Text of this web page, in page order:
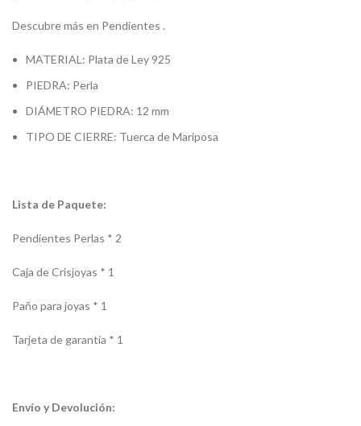
Descubre más en Pendientes .
MATERIAL: Plata de Ley 925
PIEDRA: Perla
DIÁMETRO PIEDRA: 12 mm
TIPO DE CIERRE: Tuerca de Mariposa
Lista de Paquete:
Pendientes Perlas * 2
Caja de Crisjoyas * 1
Paño para joyas * 1
Tarjeta de garantía * 1
Envío y Devolución: